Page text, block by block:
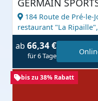
GERMAIN
184 Route de Pré-le-
restaurant "La Ripaille",
ab 66,34 €
für 6 Tage
bis zu 38% Rabatt